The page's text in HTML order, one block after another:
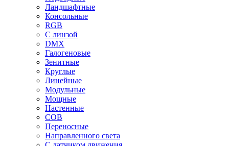
Ландшафтные
Консольные
RGB
С линзой
DMX
Галогеновые
Зенитные
Круглые
Линейные
Модульные
Мощные
Настенные
COB
Переносные
Направленного света